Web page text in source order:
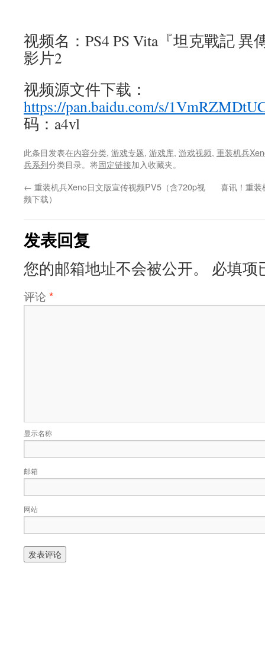
视频名：PS4 PS Vita『坦克戰記 異
影片2
视频源文件下载：
https://pan.baidu.com/s/
码：a4vl
此条目发表在内容分类, 游戏专题, 游戏库, 游戏视频, 重装机兵
兵系列分类目录。将固定链接加入收藏夹。
← 重装机兵Xeno日文版宣传视频PV5（含720p视
频下载）
喜讯！重
发表回复
您的邮箱地址不会被公开。 必填项
评论 *
显示名称
邮箱
网站